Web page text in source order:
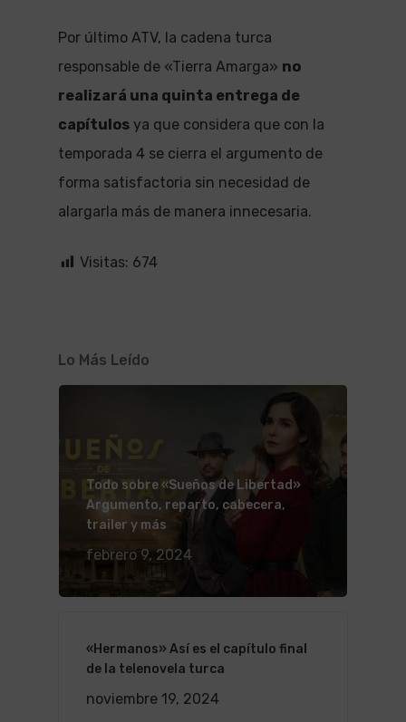
Por último ATV, la cadena turca
responsable de «Tierra Amarga» no
realizará una quinta entrega de
capítulos ya que considera que con la
temporada 4 se cierra el argumento de
forma satisfactoria sin necesidad de
alargarla más de manera innecesaria.
Visitas: 674
Lo Más Leído
Todo sobre «Sueños de Libertad»
Argumento, reparto, cabecera,
trailer y más
febrero 9, 2024
«Hermanos» Así es el capítulo final
de la telenovela turca
noviembre 19, 2024